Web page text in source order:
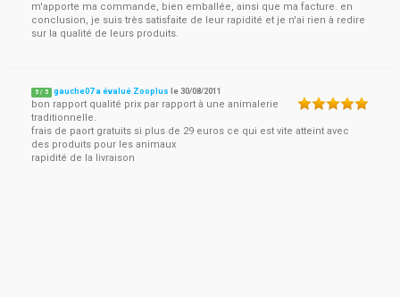
m'apporte ma commande, bien emballée, ainsi que ma facture. en
conclusion, je suis très satisfaite de leur rapidité et je n'ai rien à redire
sur la qualité de leurs produits.
5 / 5 gauche07 a évalué Zooplus le30/08/2011
bon rapport qualité prix par rapport à une animalerie
traditionnelle.
frais de paort gratuits si plus de 29 euros ce qui est vite atteint avec
des produits pour les animaux
rapidité de la livraison